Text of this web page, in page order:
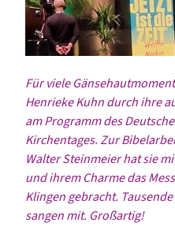
Für viele
Henrieke Kuhn durch ihre
am Programm des
Kirchentages. Zur
Walter Steinmeier hat sie
und ihrem Charme das
Klingen gebracht.
sangen mit. Großartig!